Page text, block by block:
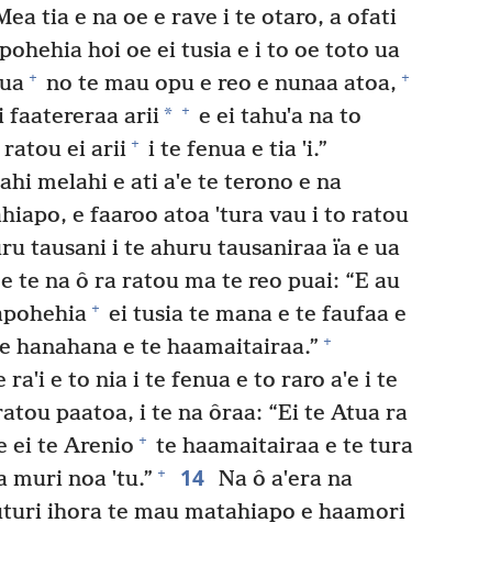
tia e na oe e rave i te otaro, a ofati
hoi oe ei tusia e i to oe toto ua
+ no te mau opu e reo e nunaa atoa, +
faatereraa arii* + e ei tahuˈa na to
ratou ei arii + i te fenua e tia ˈi.”
melahi e ati aˈe te terono e na
e faaroo atoa ˈtura vau i to ratou
tausani i te ahuru tausaniraa ïa e ua
e te na ô ra ratou ma te reo puai: “E au
+ ei tusia te mana e te faufaa e
hanahana e te haamaitairaa.” +
e to nia i te fenua e to raro aˈe i te
paatoa, i te na ôraa: “Ei te Atua ra
ei te Arenio + te haamaitairaa e te tura
muri noa ˈtu.” + 14 Na ô aˈera na
ihora te mau matahiapo e haamori